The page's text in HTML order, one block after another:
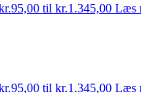
til kr.1.345,00 Læs
til kr.1.345,00 Læs